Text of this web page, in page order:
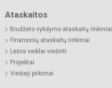
Ataskaitos
Biudžeto vykdymo ataskaitų rinkiniai
Finansinių ataskaitų rinkiniai
Lėšos veiklai viešinti
Projektai
Viešieji pirkimai